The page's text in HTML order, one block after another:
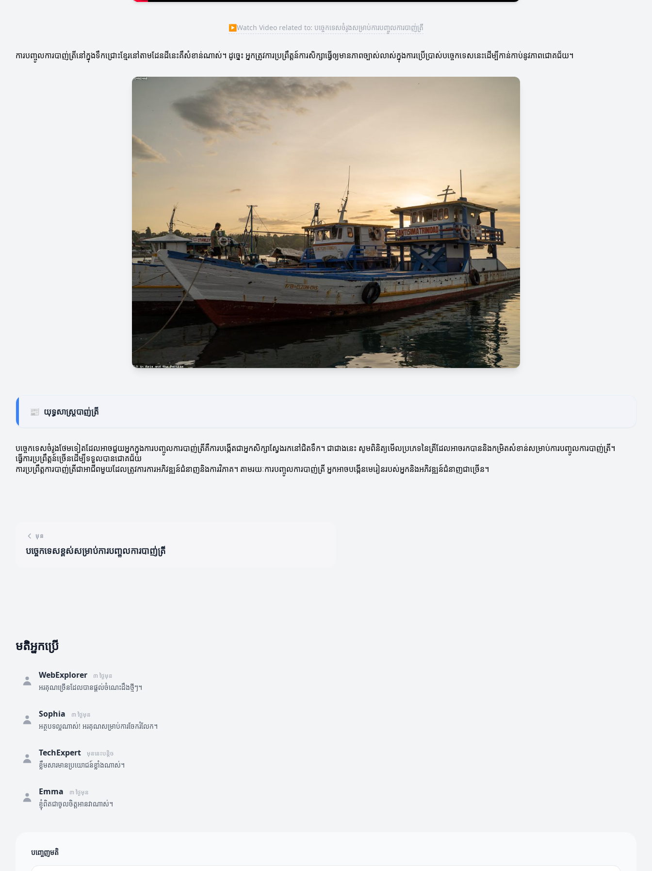
▶Watch Video related to: បច្ចេកទេសចំរូងសម្រាប់ការបញ្ចូលការបាញ់ត្រី
ការបញ្ចូលការបាញ់ត្រីនៅក្នុងទឹកជ្រោះខ្មែរនៅតាមដែនដីនេះគឺសំខាន់ណាស់។ ដូច្នេះ អ្នកត្រូវការប្រព្រឹត្តន៍ការសិក្សាធ្វើឲ្យមានភាពច្បាស់លាស់ក្នុងការប្រើប្រាស់បច្ចេកទេសនេះដើម្បីកាន់កាប់នូវភាពជោគជ័យ។
📰 យុទ្ធសាស្ត្របាញ់ត្រី
បច្ចេកទេសចំរូងថែមទៀតដែលអាចជួយអ្នកក្នុងការបញ្ចូលការបាញ់ត្រីគឺការបង្កើតជាអ្នកសិក្សាស្វែងរកនៅជិតទឹក។ ជាជាងនេះ សូមពិនិត្យមើលប្រភេទនៃត្រីដែលអាចរកបាននិងកម្រិតសំខាន់សម្រាប់ការបញ្ចូលការបាញ់ត្រី។
ធ្វើការប្រព្រឹត្តន៍ច្រើនដើម្បីទទួលបានជោគជ័យ
ការប្រព្រឹត្តការបាញ់ត្រីជាអាជីពមួយដែលត្រូវការការអភិវឌ្ឍន៍ជំនាញនិងការវិភាគ។ តាមរយៈការបញ្ចូលការបាញ់ត្រី អ្នកអាចបង្កើនមេរៀនរបស់អ្នកនិងអភិវឌ្ឍន៍ជំនាញជាច្រើន។
មុន
បច្ចេកទេសខ្ពស់សម្រាប់ការបញ្ចូលការបាញ់ត្រី
មតិអ្នកប្រើ
WebExplorer ៣ ថ្ងៃមុន
អរគុណច្រើនដែលបានផ្តល់ចំណេះដឹងថ្មីៗ។
Sophia ៣ ថ្ងៃមុន
អត្ថបទល្អណាស់! អរគុណសម្រាប់ការចែករំលែក។
TechExpert មុននេះបន្តិច
ខ្លឹមសារមានប្រយោជន៍ខ្លាំងណាស់។
Emma ៣ ថ្ងៃមុន
ខ្ញុំពិតជាចូលចិត្តអានវាណាស់។
បញ្ចេញមតិ